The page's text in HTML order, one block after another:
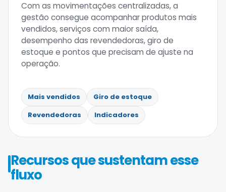
Com as movimentações centralizadas, a
gestão consegue acompanhar produtos mais
vendidos, serviços com maior saída,
desempenho das revendedoras, giro de
estoque e pontos que precisam de ajuste na
operação.
Mais vendidos
Giro de estoque
Revendedoras
Indicadores
Recursos que sustentam esse
fluxo